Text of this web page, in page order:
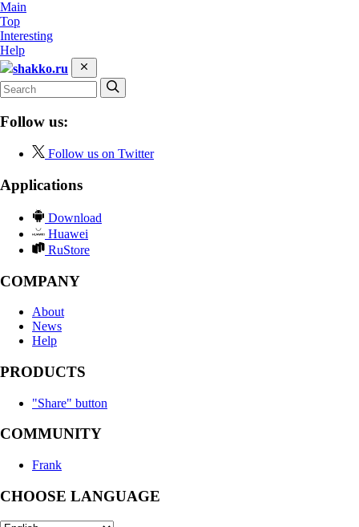
Main
Top
Interesting
Help
shakko.ru
Follow us:
Follow us on Twitter
Applications
Download
Huawei
RuStore
COMPANY
About
News
Help
PRODUCTS
"Share" button
COMMUNITY
Frank
CHOOSE LANGUAGE